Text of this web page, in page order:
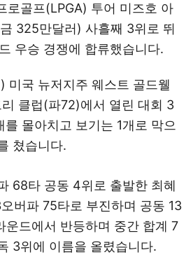
로골프(LPGA) 투어 미즈호 아
325만달러) 사흘째 3위로 뛰
우승 경쟁에 합류했습니다.
미국 뉴저지주 웨스트 골드웰
클럽(파72)에서 열린 대회 3
몰아치고 보기는 1개로 막으
쳤습니다.
68타 공동 4위로 출발한 최혜
버파 75타로 부진하며 공동 13
운드에서 반등하며 중간 합계 7
3위에 이름을 올렸습니다.